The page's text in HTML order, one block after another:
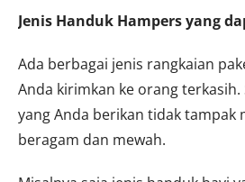
Jenis Handuk Hampers yang
Ada berbagai jenis rangkaian
Anda kirimkan ke orang terkasih.
yang Anda berikan tidak tampak
beragam dan mewah.